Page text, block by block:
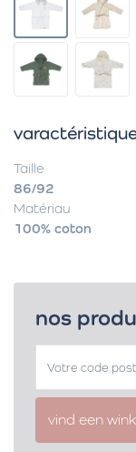
Taille
86/92
Matériau
100% coton
nos
vind een